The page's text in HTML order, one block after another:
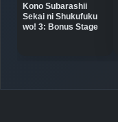
Kono Subarashii
Sekai ni Shukufuku
wo! 3: Bonus Stage